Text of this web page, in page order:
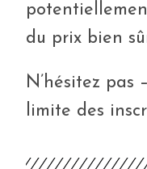
du prix bien
N’hésitez pas
limite des